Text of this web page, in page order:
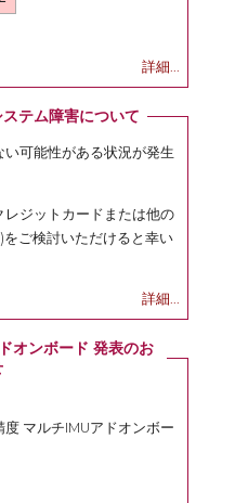
詳細...
テム障害について
可能性がある状況が発生
ジットカードまたは他の
ご検討いただけると幸い
詳細...
オンボード 発表のお
マルチIMUアドオンボー